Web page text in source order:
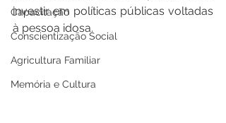
Capacitação
Conscientização Social
Agricultura Familiar
Memória e Cultura
investir em políticas públicas voltadas
à pessoa idosa.